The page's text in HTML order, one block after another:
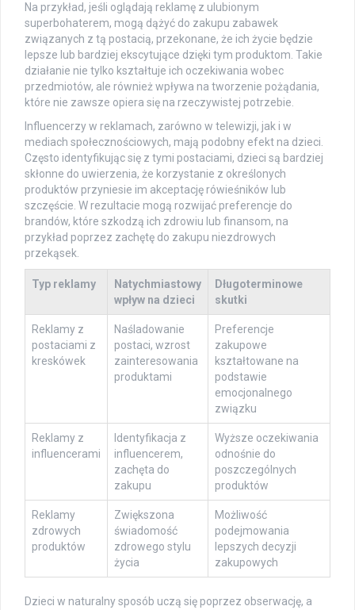
Na przykład, jeśli oglądają reklamę z ulubionym
superbohaterem, mogą dążyć do zakupu zabawek
związanych z tą postacią, przekonane, że ich życie będzie
lepsze lub bardziej ekscytujące dzięki tym produktom. Takie
działanie nie tylko kształtuje ich oczekiwania wobec
przedmiotów, ale również wpływa na tworzenie pożądania,
które nie zawsze opiera się na rzeczywistej potrzebie.
Influencerzy w reklamach, zarówno w telewizji, jak i w
mediach społecznościowych, mają podobny efekt na dzieci.
Często identyfikując się z tymi postaciami, dzieci są bardziej
skłonne do uwierzenia, że korzystanie z określonych
produktów przyniesie im akceptację rówieśników lub
szczęście. W rezultacie mogą rozwijać preferencje do
brandów, które szkodzą ich zdrowiu lub finansom, na
przykład poprzez zachętę do zakupu niezdrowych
przekąsek.
Typ reklamy
Natychmiastowy
wpływ na dzieci
Długoterminowe
skutki
Reklamy z
postaciami z
kreskówek
Naśladowanie
postaci, wzrost
zainteresowania
produktami
Preferencje
zakupowe
kształtowane na
podstawie
emocjonalnego
związku
Reklamy z
influencerami
Identyfikacja z
influencerem,
zachęta do
zakupu
Wyższe oczekiwania
odnośnie do
poszczególnych
produktów
Reklamy
zdrowych
produktów
Zwiększona
świadomość
zdrowego stylu
życia
Możliwość
podejmowania
lepszych decyzji
zakupowych
Dzieci w naturalny sposób uczą się poprzez obserwację, a